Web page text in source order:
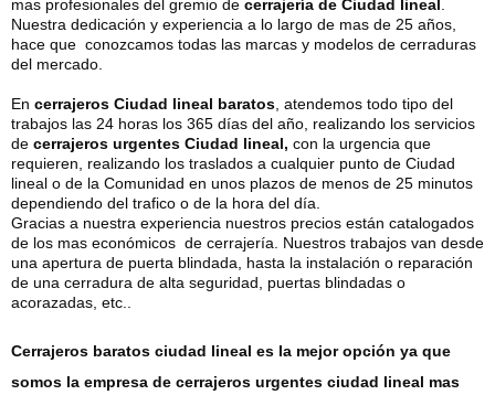
mas profesionales del gremio de cerrajería de Ciudad lineal
Nuestra dedicación y experiencia a lo largo de mas de 25 años,
hace que conozcamos todas las marcas y modelos de cerraduras
del mercado.
En cerrajeros Ciudad lineal baratos , atendemos todo tipo del
trabajos las 24 horas los 365 días del año, realizando los servicios
de cerrajeros urgentes Ciudad lineal, con la urgencia que
requieren, realizando los traslados a cualquier punto de Ciudad
lineal o de la Comunidad en unos plazos de menos de 25 minutos
dependiendo del trafico o de la hora del día.
Gracias a nuestra experiencia nuestros precios están catalogados
de los mas económicos de cerrajería. Nuestros trabajos van desde
una apertura de puerta blindada, hasta la instalación o reparación
de una cerradura de alta seguridad, puertas blindadas o
acorazadas, etc..
Cerrajeros baratos ciudad lineal es la mejor opción ya que
somos la empresa de cerrajeros urgentes ciudad lineal mas